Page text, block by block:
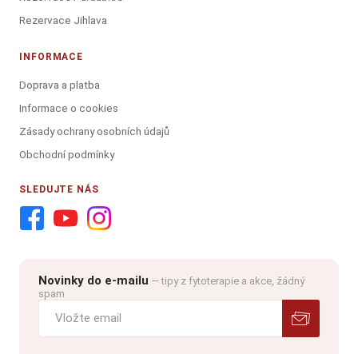
Rezervace Jihlava
INFORMACE
Doprava a platba
Informace o cookies
Zásady ochrany osobních údajů
Obchodní podmínky
SLEDUJTE NÁS
Novinky do e-mailu — tipy z fytoterapie a akce, žádný
spam